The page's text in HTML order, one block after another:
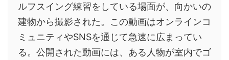
ルフスイング練習をしている場面が、向かいの
建物から撮影された。この動画はオンラインコ
ミュニティやSNSを通じて急速に広まってい
る。公開された動画には、ある人物が室内でゴ